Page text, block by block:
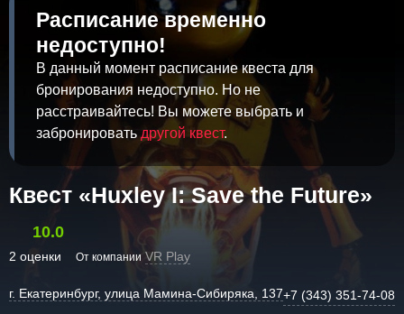
Расписание временно
недоступно!
В данный момент расписание квеста для
бронирования недоступно. Но не
расстраивайтесь! Вы можете выбрать и
забронировать другой квест.
Квест «Huxley I: Save the Future»
10.0
2 оценки От компании VR Play
г. Екатеринбург, улица Мамина-Сибиряка, 137+7 (343) 351-74-08